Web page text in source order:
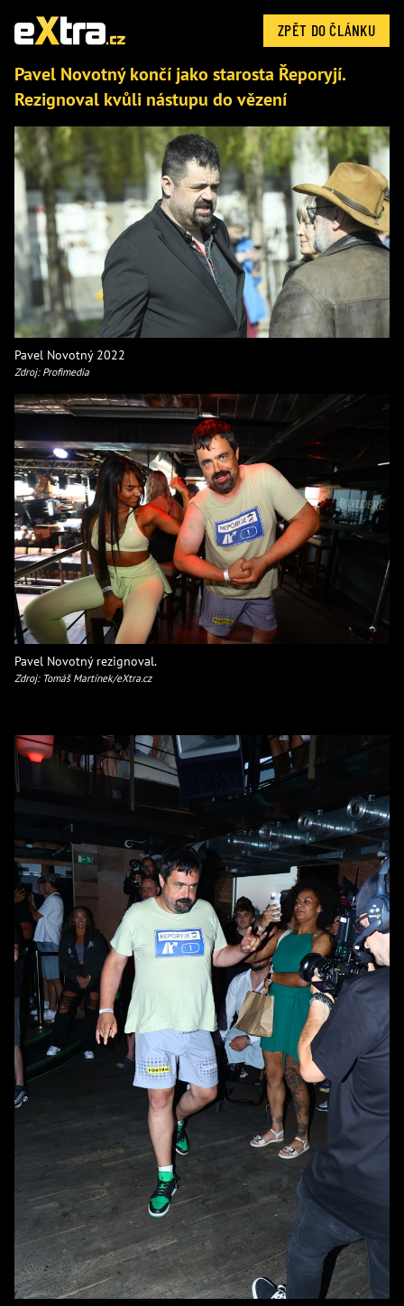
ZPĚT DO ČLÁNKU
Pavel Novotný končí jako starosta Řeporyjí.
Rezignoval kvůli nástupu do vězení
Pavel Novotný 2022
Zdroj: Profimedia
Pavel Novotný rezignoval.
Zdroj: Tomáš Martínek/eXtra.cz